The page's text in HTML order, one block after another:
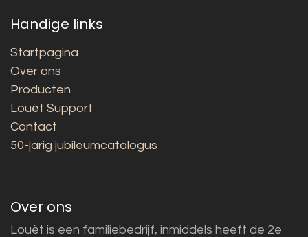
Handige links
Startpagina
Over ons
Producten
Louët Support
Contact
50-jarig jubileumcatalogus
Over ons
Louët is een familiebedrijf, inmiddels heeft de 2e